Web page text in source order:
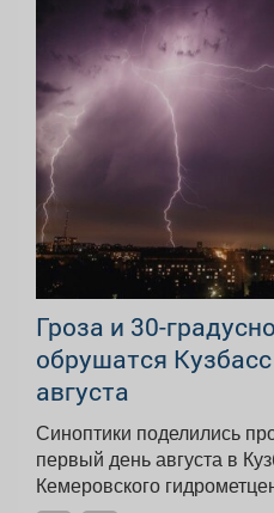
Гроза и 30-
обрушатся
августа
Синоптики поделились
первый день августа в Кузбассе.
Кемеровского